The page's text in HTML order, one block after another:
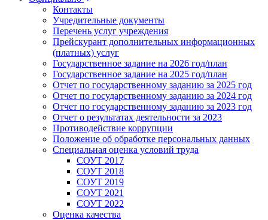
Контакты
Учредительные документы
Перечень услуг учреждения
Прейскурант дополнительных информационных
(платных) услуг
Государственное задание на 2026 год/план
Государственное задание на 2025 год/план
Отчет по государственному заданию за 2025 год
Отчет по государственному заданию за 2024 год
Отчет по государственному заданию за 2023 год
Отчет о результатах деятельности за 2023
Противодействие коррупции
Положение об обработке персональных данных
Специальная оценка условий труда
СОУТ 2017
СОУТ 2018
СОУТ 2019
СОУТ 2021
СОУТ 2022
Оценка качества